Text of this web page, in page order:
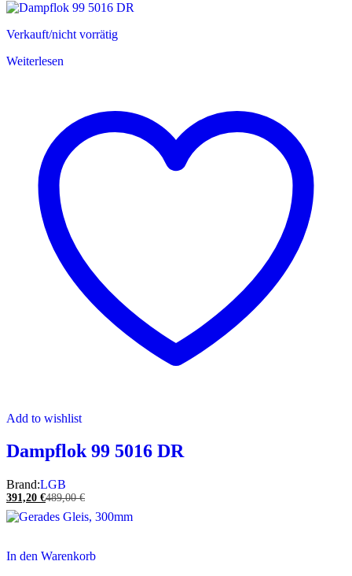
Verkauft/nicht vorrätig
Weiterlesen
Add to wishlist
Dampflok 99 5016 DR
Brand:LGB
391,20 €489,00€
In den Warenkorb